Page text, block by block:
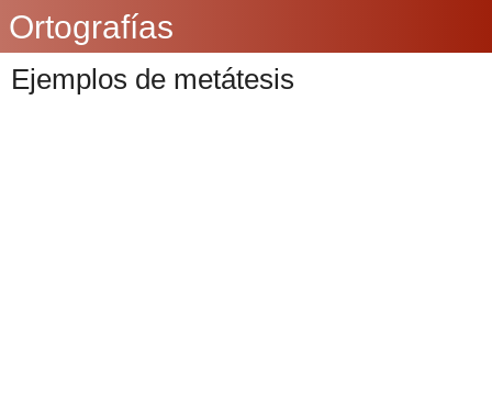
Ortografías
Ejemplos de metátesis